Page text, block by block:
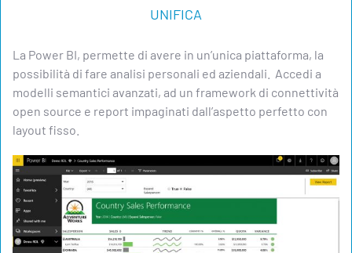
UNIFICA
La Power BI, permette di avere in un’unica piattaforma, la
possibilità di fare analisi personali ed aziendali. Accedi a
modelli semantici avanzati, ad un framework di connettività
open source e report impaginati dall’aspetto perfetto con
layout fisso.